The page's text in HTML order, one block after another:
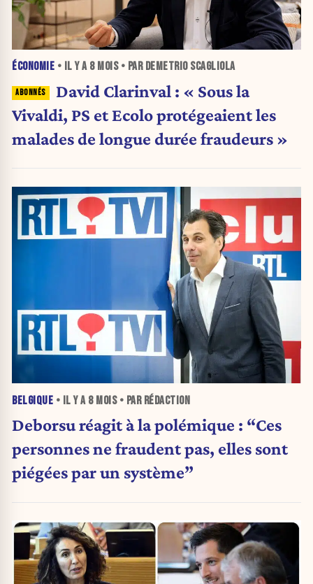
ÉCONOMIE • IL Y A 8 MOIS• PAR DEMETRIO SCAGLIOLA
David Clarinval : « Sous la
Vivaldi, PS et Ecolo protégeaient les
malades de longue durée fraudeurs »
BELGIQUE • IL Y A 8 MOIS• PAR RÉDACTION
Deborsu réagit à la polémique : “Ces
personnes ne fraudent pas, elles sont
piégées par un système”